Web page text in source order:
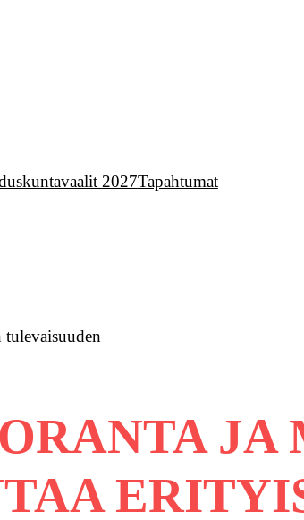
2027Tapahtumat
tulevaisuuden